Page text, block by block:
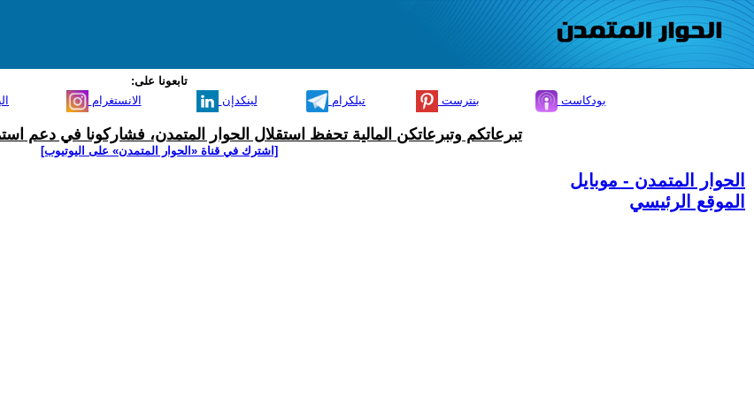
تابعونا على:
الانستغرام لينكدإن تيلكرام بنترست بودكاست
تبرعاتكم وتبرعاتكن المالية تحفظ استقلال الحوار المتمدن، فشاركونا في دعم
[اشترك في قناة ‫«الحوار المتمدن» على اليوتيوب]
الحوار المتمدن - موبايل
الموقع الرئيسي